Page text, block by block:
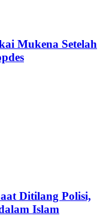
Mukena Setelah
Ditilang Polisi,
Islam